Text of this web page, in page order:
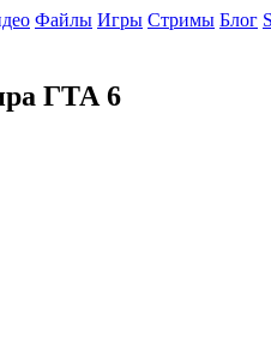
Файлы Игры Cтримы Блог
ГТА 6